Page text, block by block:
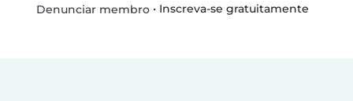
Denunciar membro• Inscreva-se gratuitamente